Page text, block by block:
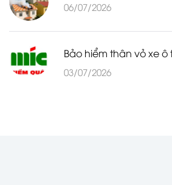
06/07/2026
Bảo hiểm thân vỏ xe
03/07/2026